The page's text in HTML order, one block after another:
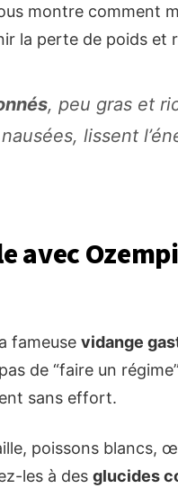
montre comment
la perte de poids et
, peu gras et
lissent
fameuse vidange
de “faire un
sans effort.
poissons blancs,
les à des glucides